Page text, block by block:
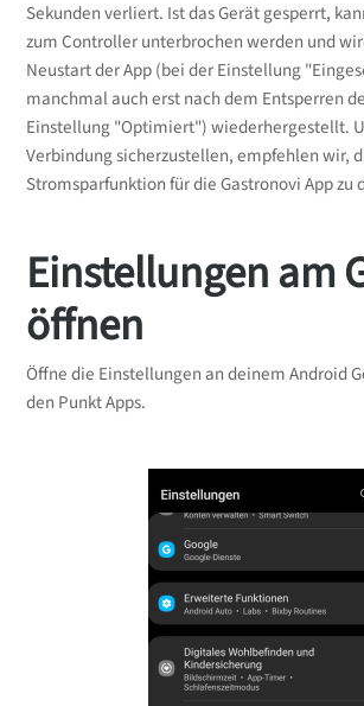
Sekunden verliert. Ist das Gerät gesperrt,
zum Controller unterbrochen werden und
Neustart der App (bei der Einstellung
manchmal auch erst nach dem Entsperren
Einstellung "Optimiert") wiederhergestellt.
Verbindung sicherzustellen, empfehlen wir,
Stromsparfunktion für die Gastronovi App zu
Einstellungen am
öffnen
Öffne die Einstellungen an deinem Android
den Punkt Apps.